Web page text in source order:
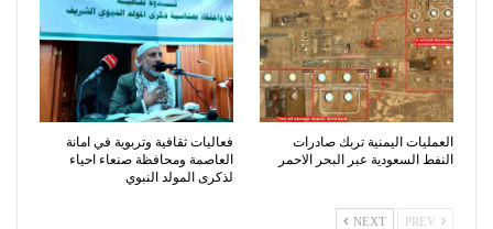
العمليات اليمنية تربك صادرات
النفط السعودية عبر البحر الاحمر
فعاليات ثقافية وتربوية في امانة
العاصمة ومحافظة صنعاء احياء
لذكرى المولد النبوي
NEXT